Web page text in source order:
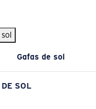
Gafas de sol
SOL
Exclusivo